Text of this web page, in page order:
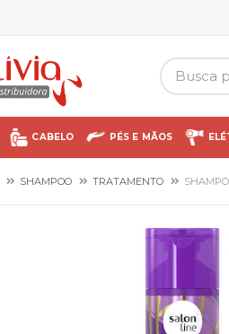
CABELO PÉS E MÃOS
SHAMPOO TRATAMENTO